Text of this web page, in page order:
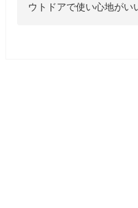
ウトドアで使い心地がい